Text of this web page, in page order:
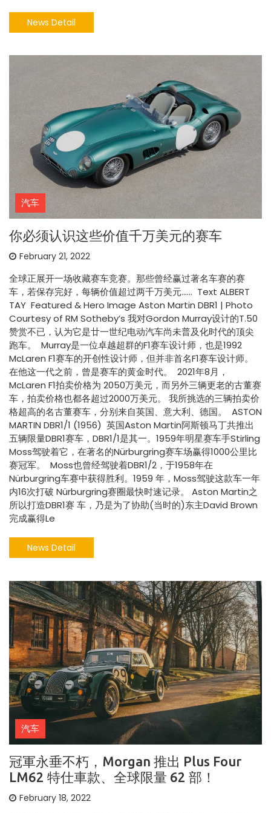
News Detail
汽车
你必须认识这些价值千万美元的赛车
February 21, 2022
全球正展开一场收藏赛车竞赛。那些曾经赢过著名车赛的赛
车，若保存完好，每辆价值超过两千万美元…… Text ALBERT
TAY Featured & Hero Image Aston Martin DBR1 | Photo
Courtesy of RM Sotheby’s 我对Gordon Murray设计的T.50
赞赏不已，认为它是廿一世纪电动汽车尚未普及化时代的顶尖
跑车。 Murray是一位卓越超群的F1赛车设计师，也是1992
McLaren F1赛车的开创性设计师，但并非首名F1赛车设计师。
在他这一代之前，曾是赛车的黄金时代。 2021年8月，
McLaren F1拍卖价格为 2050万美元，而另外三辆更老的古董赛
车，拍卖价格也都各超过2000万美元。 我所挑选的三辆拍卖价
格超高的名古董赛车，分别来自英国、意大利、德国。 ASTON
MARTIN DBR1/1 (1956) 英国Aston Martin阿斯顿马丁共推出
五辆限量DBR1赛车，DBR1/1是其一。1959年明星赛车手Stirling
Moss驾驶着它，在著名的Nürburgring赛车场赢得1000公里比
赛冠军。 Moss也曾经驾驶着DBR1/2，于1958年在
Nürburgring车赛中获得胜利。1959 年，Moss驾驶这款车一年
内16次打破 Nürburgring赛圈最快时速记录。 Aston Martin之
所以打造DBR1赛 车，乃是为了协助(当时的)东主David Brown
完成赢得Le
News Detail
汽车
冠軍永垂不朽，Morgan 推出 Plus Four
LM62 特仕車款、全球限量 62 部！
February 18, 2022